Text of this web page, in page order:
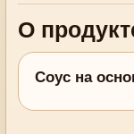
О
Соус на